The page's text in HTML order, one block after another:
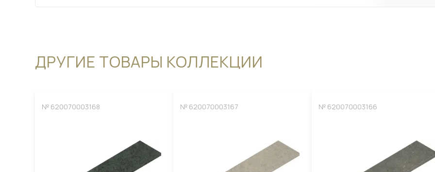
ДРУГИЕ ТОВАРЫ КОЛЛЕКЦИИ
№ 620070003168 № 620070003167 № 620070003166